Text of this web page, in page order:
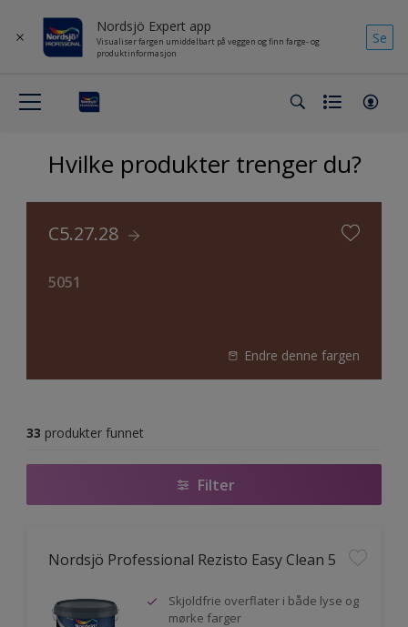
Nordsjö Expert app
Visualiser fargen umiddelbart på veggen og finn farge- og
produktinformasjon
Se
Hvilke produkter trenger du?
C5.27.28
5051
Endre denne fargen
33 produkter funnet
Filter
Nordsjö Professional Rezisto Easy Clean 5
Skjoldfrie overflater i både lyse og
mørke farger